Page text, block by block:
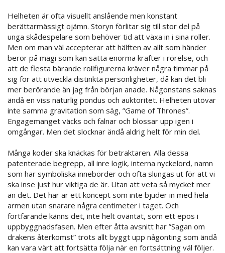
Helheten är ofta visuellt anslående men konstant
berättarmässigt ojämn. Storyn förlitar sig till stor del på
unga skådespelare som behöver tid att växa in i sina roller.
Men om man väl accepterar att hälften av allt som händer
beror på magi som kan sätta enorma krafter i rörelse, och
att de flesta bärande rollfigurerna kräver några timmar på
sig för att utveckla distinkta personligheter, då kan det bli
mer berörande än jag från början anade. Någonstans saknas
ändå en viss naturlig pondus och auktoritet. Helheten utövar
inte samma gravitation som säg, ”Game of Thrones”.
Engagemanget väcks och falnar och blossar upp igen i
omgångar. Men det slocknar ändå aldrig helt för min del.
Många koder ska knäckas för betraktaren. Alla dessa
patenterade begrepp, all inre logik, interna nyckelord, namn
som har symboliska innebörder och ofta slungas ut för att vi
ska inse just hur viktiga de är. Utan att veta så mycket mer
än det. Det här är ett koncept som inte bjuder in med hela
armen utan snarare några centimeter i taget. Och
fortfarande känns det, inte helt oväntat, som ett epos i
uppbyggnadsfasen. Men efter åtta avsnitt har ”Sagan om
drakens återkomst” trots allt byggt upp någonting som ändå
kan vara värt att fortsätta följa när en fortsättning väl följer.